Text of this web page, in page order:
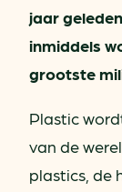
jaar
inmiddels
grootste
Plastic
van de
plastics, de